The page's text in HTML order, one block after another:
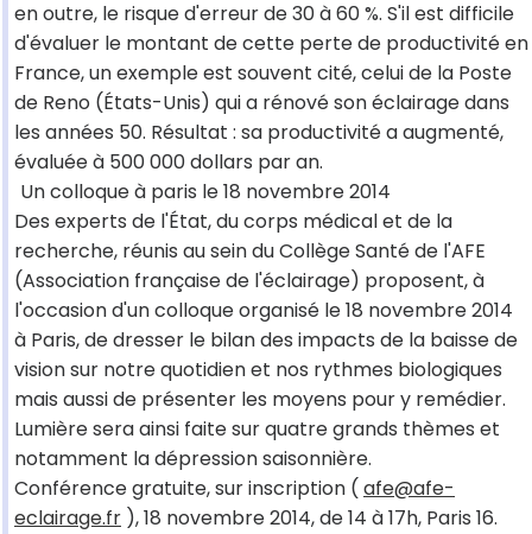
en outre, le risque d'erreur de 30 à 60 %. S'il est difficile
d'évaluer le montant de cette perte de productivité en
France, un exemple est souvent cité, celui de la Poste
de Reno (États-Unis) qui a rénové son éclairage dans
les années 50. Résultat : sa productivité a augmenté,
évaluée à 500 000 dollars par an.
Un colloque à paris le 18 novembre 2014
Des experts de l'État, du corps médical et de la
recherche, réunis au sein du Collège Santé de l'AFE
(Association française de l'éclairage) proposent, à
l'occasion d'un colloque organisé le 18 novembre 2014
à Paris, de dresser le bilan des impacts de la baisse de
vision sur notre quotidien et nos rythmes biologiques
mais aussi de présenter les moyens pour y remédier.
Lumière sera ainsi faite sur quatre grands thèmes et
notamment la dépression saisonnière.
Conférence gratuite, sur inscription ( afe@afe-
eclairage.fr ), 18 novembre 2014, de 14 à 17h, Paris 16.